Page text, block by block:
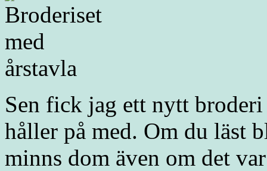
Sen fick jag ett nytt
håller på med. Om du läst
minns dom även om det